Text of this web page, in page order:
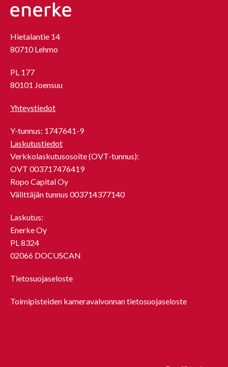
Hietalantie 14
80710 Lehmo
PL 177
80101 Joensuu
Yhteystiedot
Y-tunnus: 1747641-9
Laskutustiedot
Verkkolaskutusosoite (OVT-tunnus):
OVT 003717476419
Ropo Capital Oy
Välittäjän tunnus 003714377140
Laskutus:
Enerke Oy
PL 8324
02066 DOCUSCAN
Tietosuojaseloste
Toimipisteiden kameravalvonnan tietosuojaseloste